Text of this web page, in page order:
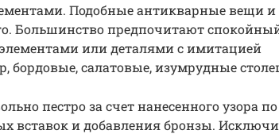
Подобные антикварные вещи и
Большинство предпочитают
или деталями с имитацией
бордовые, салатовые, изумрудные
пестро за счет нанесенного узора
вставок и добавления бронзы.